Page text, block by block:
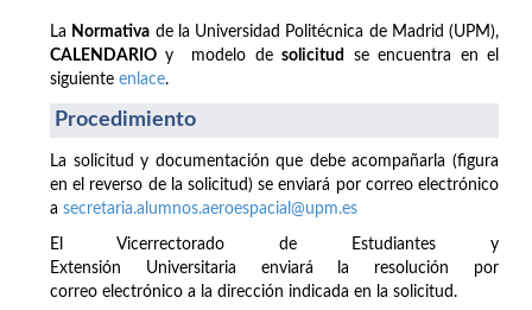
La Normativa de la Universidad Politécnica de Madrid (UPM),
CALENDARIO y modelo desolicitud
se encuentra en el
siguiente enlace.
Procedimiento
La solicitud y documentación que debe acompañarla (figura
en el reverso de la solicitud) se enviará por correo electrónico
a secretaria.alumnos.aeroespacial@upm.es
El Vicerrectorado de Estudiantes y
Extensión Universitaria enviará la resolución por
correo electrónico a la dirección indicada en la solicitud.